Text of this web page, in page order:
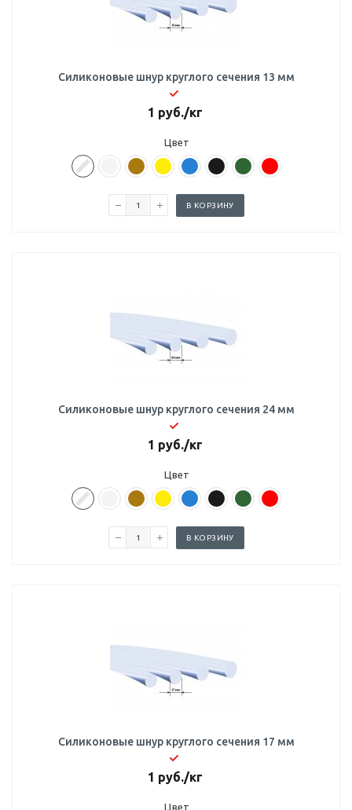
Силиконовые шнур круглого сечения 13 мм
1 руб./кг
Цвет
В КОРЗИНУ
Силиконовые шнур круглого сечения 24 мм
1 руб./кг
Цвет
В КОРЗИНУ
Силиконовые шнур круглого сечения 17 мм
1 руб./кг
Цвет